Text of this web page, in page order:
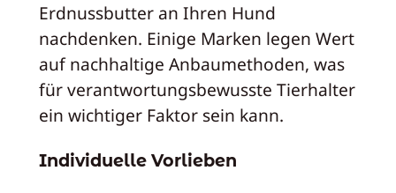
Erdnussbutter an Ihren Hund
nachdenken. Einige Marken legen Wert
auf nachhaltige Anbaumethoden, was
für verantwortungsbewusste Tierhalter
ein wichtiger Faktor sein kann.
Individuelle Vorlieben